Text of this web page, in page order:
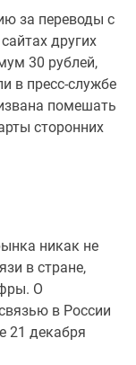
за переводы с
других
30 рублей,
в пресс-службе
помешать
сторонних
никак не
в стране,
О
в России
21 декабря